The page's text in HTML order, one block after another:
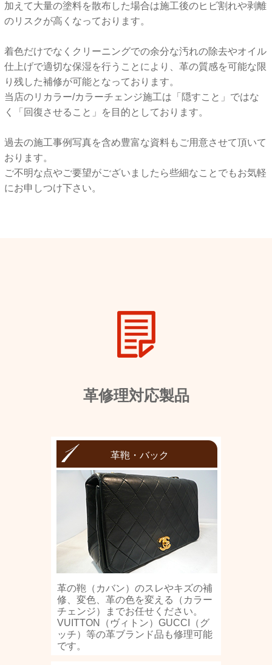
加えて大量の塗料を散布した場合は施工後のヒビ割れや剥離
のリスクが高くなっております。
着色だけでなくクリーニングでの余分な汚れの除去やオイル
仕上げで適切な保湿を行うことにより、革の質感を可能な限
り残した補修が可能となっております。
当店のリカラー/カラーチェンジ施工は「隠すこと」ではな
く「回復させること」を目的としております。
過去の施工事例写真を含め豊富な資料もご用意させて頂いて
おります。
ご不明な点やご要望がございましたら些細なことでもお気軽
にお申しつけ下さい。
革修理対応製品
革鞄・バック
革の鞄（カバン）のスレやキズの補
修、変色、革の色を変える（カラー
チェンジ）までお任せください。
VUITTON（ヴィトン）GUCCI（グ
ッチ）等の革ブランド品も修理可能
です。